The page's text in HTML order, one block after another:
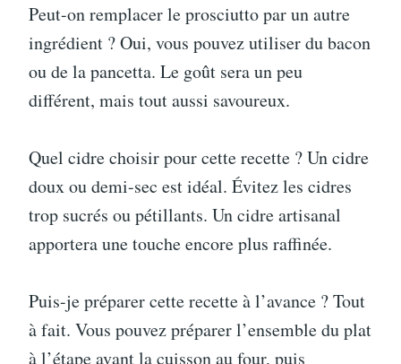
Peut-on remplacer le prosciutto par un autre
ingrédient ? Oui, vous pouvez utiliser du bacon
ou de la pancetta. Le goût sera un peu
différent, mais tout aussi savoureux.
Quel cidre choisir pour cette recette ? Un cidre
doux ou demi-sec est idéal. Évitez les cidres
trop sucrés ou pétillants. Un cidre artisanal
apportera une touche encore plus raffinée.
Puis-je préparer cette recette à l’avance ? Tout
à fait. Vous pouvez préparer l’ensemble du plat
à l’étape avant la cuisson au four, puis